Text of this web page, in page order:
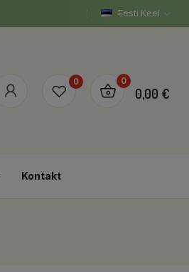
Eesti Keel
0 0
0,00 €
Kontakt